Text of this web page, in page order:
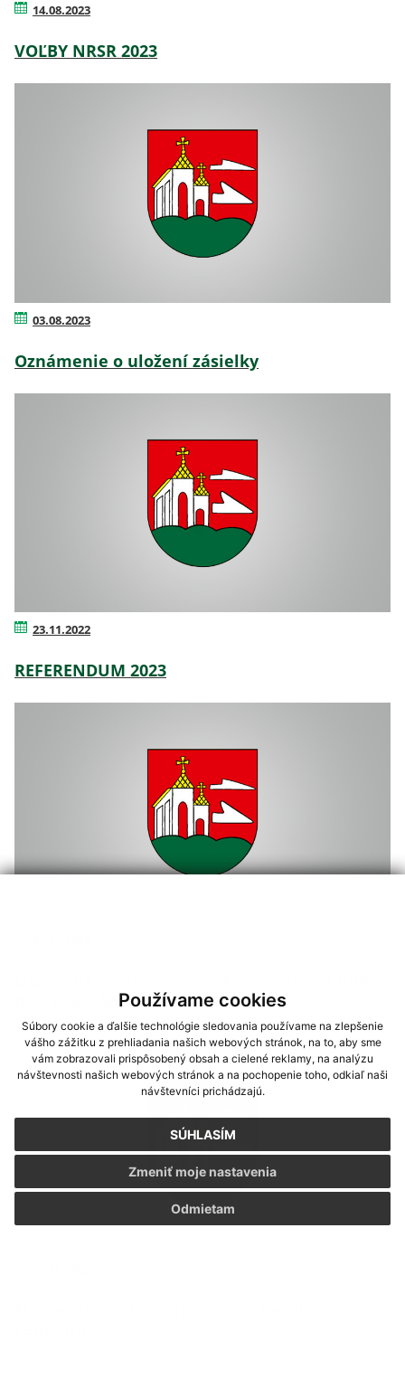
Používame cookies
Súbory cookie a ďalšie technológie sledovania používame na zlepšenie
vášho zážitku z prehliadania našich webových stránok, na to, aby sme
vám zobrazovali prispôsobený obsah a cielené reklamy, na analýzu
návštevnosti našich webových stránok a na pochopenie toho, odkiaľ naši
návštevníci prichádzajú.
SÚHLASÍM
Odmietam
Zmeniť moje nastavenia
14.08.2023
VOĽBY NRSR 2023
03.08.2023
Oznámenie o uložení zásielky
23.11.2022
REFERENDUM 2023
na výrobu šedého cementu